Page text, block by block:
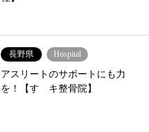
長野県 Hospital
アスリートのサポートにも力
を！【すゞキ整骨院】